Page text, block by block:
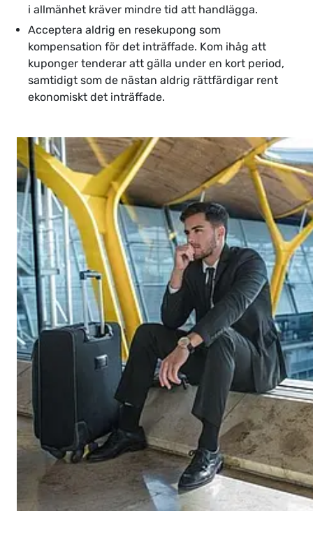
i allmänhet kräver mindre tid att handlägga.
Acceptera aldrig en resekupong som
kompensation för det inträffade. Kom ihåg att
kuponger tenderar att gälla under en kort period,
samtidigt som de nästan aldrig rättfärdigar rent
ekonomiskt det inträffade.